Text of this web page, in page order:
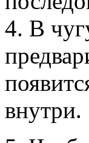
4. В
внутри.